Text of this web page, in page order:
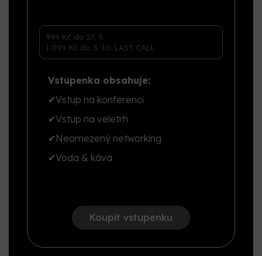
Vstupenka obsahuje:
✔Vstup na konferenci
✔Vstup na veletrh
✔Neomezený networking
✔Voda & káva
Koupit vstupenku